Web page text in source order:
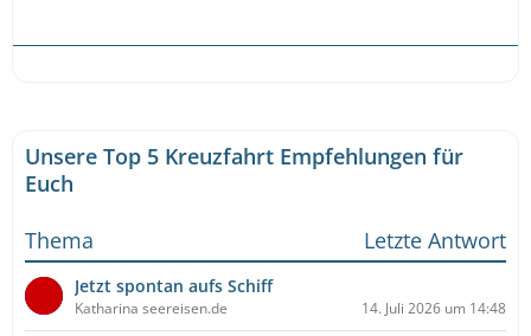
Unsere Top 5 Kreuzfahrt Empfehlungen für
Euch
Thema
Letzte Antwort
Jetzt spontan aufs Schiff
Katharina seereisen.de 14. Juli 2026 um 14:48